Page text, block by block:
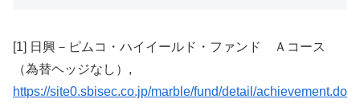
[1] 日興－ピムコ・ハイイールド・ファンド Ａコース
（為替ヘッジなし）,
https://site0.sbisec.co.jp/marble/fund/detail/achievement.do